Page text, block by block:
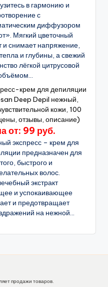
в гармонию и
с
диффузором
Мягкий цветочный
и снимает напряжение,
и глубины, а свежий
лёгкой цитрусовой
крем для депиляции
Deep Depil нежный,
кожи, 100
отзывы, описание)
от: 99 руб.
экспресс – крем для
предназначен для
быстрого и
волос.
экстракт
и успокаивающее
и предотвращает
на нежной...
продажи товаров.